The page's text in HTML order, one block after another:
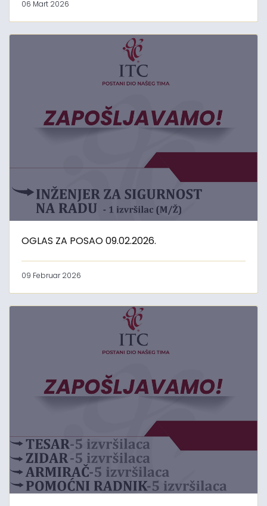
06 Mart 2026
OGLAS ZA POSAO 09.02.2026.
09 Februar 2026